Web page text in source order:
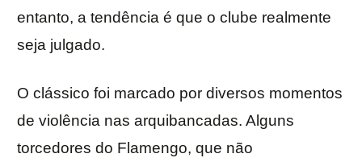
entanto, a tendência é que o clube realmente
seja julgado.
O clássico foi marcado por diversos momentos
de violência nas arquibancadas. Alguns
torcedores do Flamengo, que não